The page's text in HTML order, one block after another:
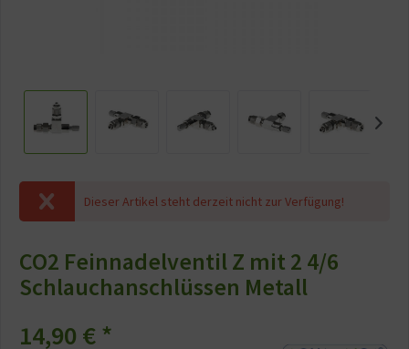
Dieser Artikel steht derzeit nicht zur Verfügung!
CO2 Feinnadelventil Z mit 2 4/6
Schlauchanschlüssen Metall
14,90 € *